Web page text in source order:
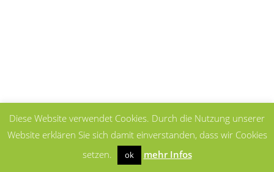
Diese Website verwendet Cookies. Durch die Nutzung unserer
Website erklären Sie sich damit einverstanden, dass wir Cookies
setzen.
ok mehr Infos